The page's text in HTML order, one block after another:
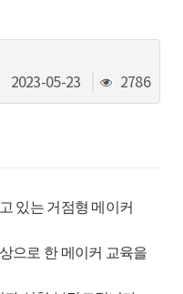
2023-05-23
조
회
2786
있는 거점형 메이커
으로 한 메이커 교육을